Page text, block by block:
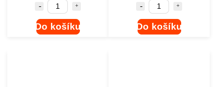
Do košíku Do košíku